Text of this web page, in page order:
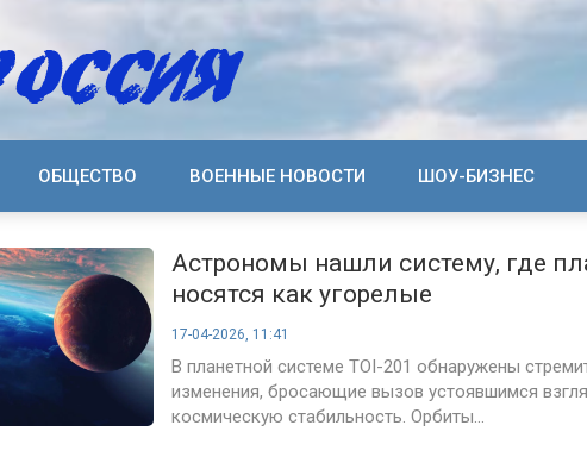
ОБЩЕСТВО ВОЕННЫЕ НОВОСТИ ШОУ-БИЗНЕС
Астрономы нашли систему, где
носятся как угорелые
17-04-2026, 11:41
В планетной системе TOI-201 обнаружены
изменения, бросающие вызов устоявшимся
космическую стабильность. Орбиты...